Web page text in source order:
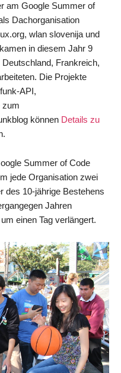
am Google Summer of
Dachorganisation
wlan slovenija und
in diesem Jahr 9
Frankreich,
Die Projekte
API,
zum
können Details zu
Summer of Code
jede Organisation zwei
des 10-jährige Bestehens
Jahren
einen Tag verlängert.